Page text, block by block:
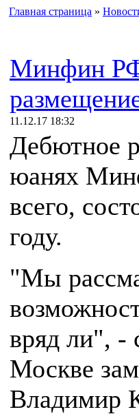
Главная страница »
Минфин РФ
11.12.17 18:32
Дебютное
юанях
всего,
году.
"Мы
вряд ли", -
Москве
Владимир